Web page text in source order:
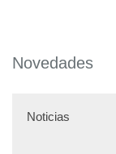
Novedades
Noticias